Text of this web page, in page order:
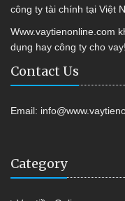
công ty tài chính tại Việt
Www.vaytienonline.com
dụng hay công ty cho vay!
Contact Us
Email:
Category